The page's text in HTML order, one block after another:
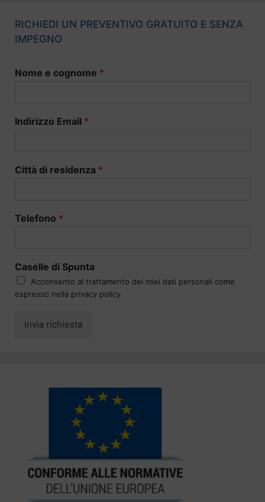
RICHIEDI UN PREVENTIVO GRATUITO E SENZA
IMPEGNO
Nome e cognome *
Indirizzo Email *
Città di residenza *
Telefono *
Caselle di Spunta
Acconsento al trattamento dei miei dati personali come
espresso nella privacy policy
Invia richiesta